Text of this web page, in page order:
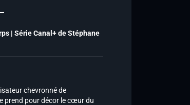
| Série Canal+ de Stéphane
chevronné de
prend pour décor le cœur du